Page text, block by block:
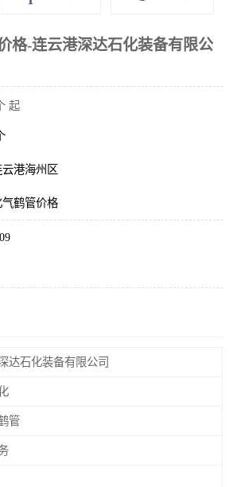
格-连云港深达石化装备有限公
起
港海州区
鹤管价格
达石化装备有限公司
管